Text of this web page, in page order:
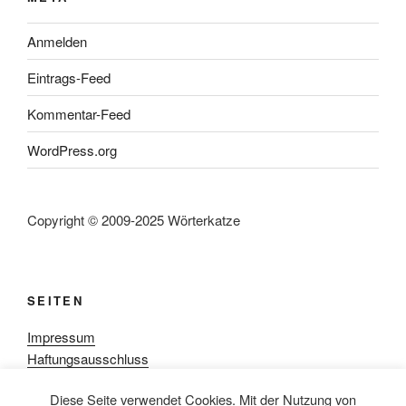
Anmelden
Eintrags-Feed
Kommentar-Feed
WordPress.org
Copyright © 2009-2025 Wörterkatze
SEITEN
Impressum
Haftungsausschluss
Rezensionpolitik
Diese Seite verwendet Cookies. Mit der Nutzung von